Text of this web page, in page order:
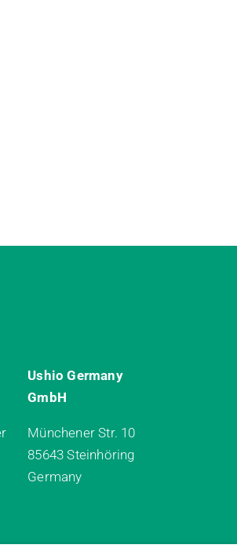
Ushio Germany
GmbH
Münchener Str. 10
85643 Steinhöring
Germany